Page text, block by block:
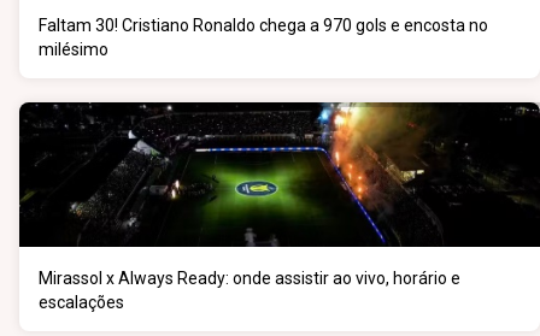
Faltam 30! Cristiano Ronaldo chega a 970 gols e encosta no
milésimo
Mirassol x Always Ready: onde assistir ao vivo, horário e
escalações